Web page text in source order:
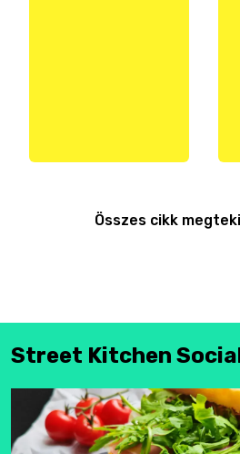
Összes cikk
Street Kitchen